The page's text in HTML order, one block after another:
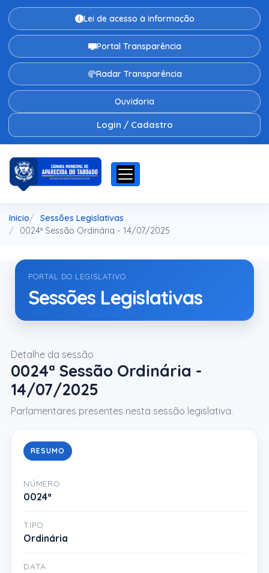
Lei de acesso à informação
Portal Transparência
Radar Transparência
Ouvidoria
Login / Cadastro
Inicio
Sessões Legislativas
0024ª Sessão Ordinária - 14/07/2025
PORTAL DO LEGISLATIVO
Sessões Legislativas
Detalhe da sessão
0024ª Sessão Ordinária -
14/07/2025
Parlamentares presentes nesta sessão legislativa.
RESUMO
NÚMERO
0024ª
TIPO
Ordinária
DATA